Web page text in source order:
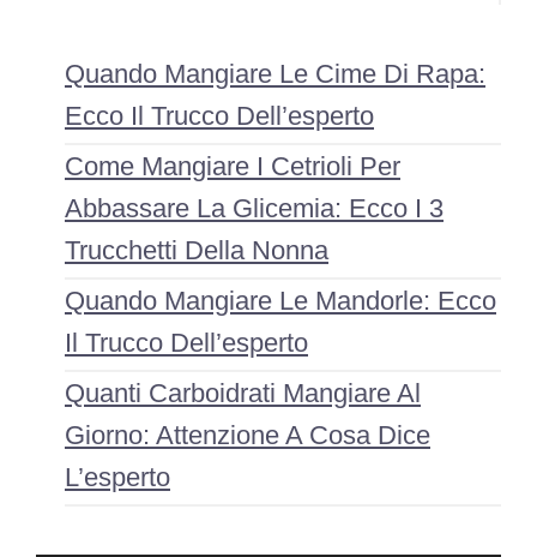
Quando Mangiare Le Cime Di Rapa:
Ecco Il Trucco Dell’esperto
Come Mangiare I Cetrioli Per
Abbassare La Glicemia: Ecco I 3
Trucchetti Della Nonna
Quando Mangiare Le Mandorle: Ecco
Il Trucco Dell’esperto
Quanti Carboidrati Mangiare Al
Giorno: Attenzione A Cosa Dice
L’esperto